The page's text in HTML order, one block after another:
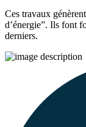
Ces travaux
d’énergie”. Ils font
derniers.